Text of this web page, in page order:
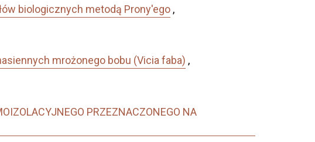
biologicznych metodą Prony'ego ,
mrożonego bobu (Vicia faba) ,
PRZEZNACZONEGO NA